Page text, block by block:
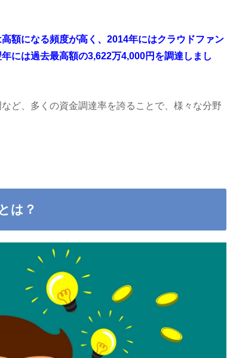
額になる頻度が高く、2014年にはクラウドファン
には過去最高額の3,622万4,000円を調達しまし
ど、多くの資金調達率を誇ることで、様々な分野
は？